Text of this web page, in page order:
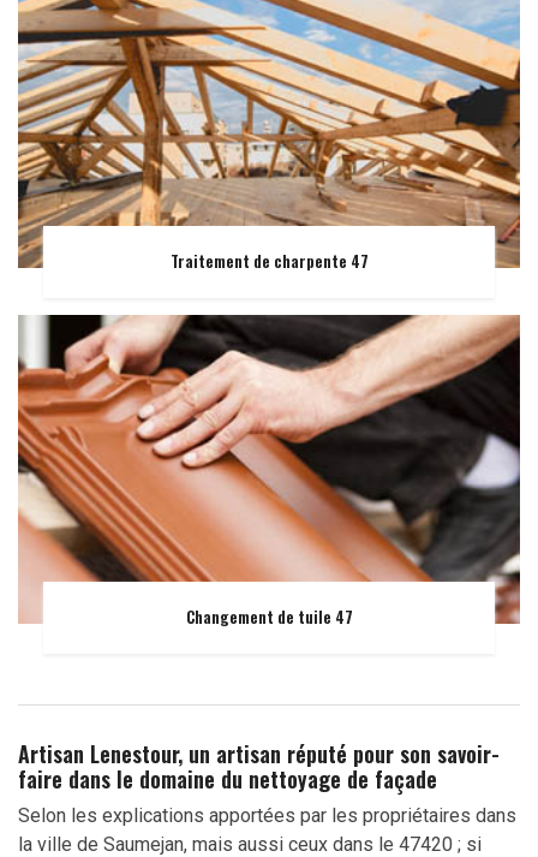
Traitement de charpente 47
Changement de tuile 47
Artisan Lenestour, un artisan réputé pour son savoir-
faire dans le domaine du nettoyage de façade
Selon les explications apportées par les propriétaires dans
la ville de Saumejan, mais aussi ceux dans le 47420 ; si